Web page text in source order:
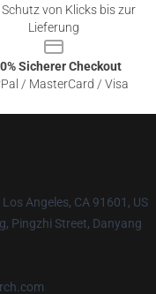
von Klicks bis zur
Lieferung
Sicherer Checkout
/ MasterCard / Visa
Angeles, CA 91601, US
Pingzhi Street, Danyang